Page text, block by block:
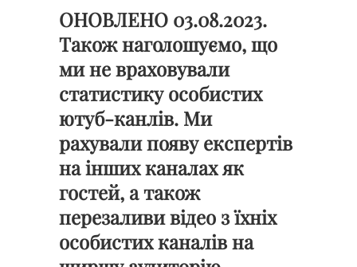
ОНОВЛЕНО 03.08.2023.
Також наголошуємо, що
ми не враховували
статистику особистих
ютуб-канлів. Ми
рахували появу експертів
на інших каналах як
гостей, а також
перезаливи відео з їхніх
особистих каналів на